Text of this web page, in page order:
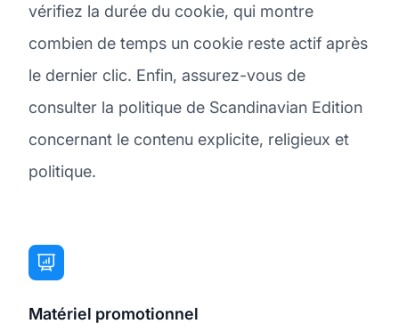
vérifiez la durée du cookie, qui montre
combien de temps un cookie reste actif après
le dernier clic. Enfin, assurez-vous de
consulter la politique de Scandinavian Edition
concernant le contenu explicite, religieux et
politique.
Matériel promotionnel